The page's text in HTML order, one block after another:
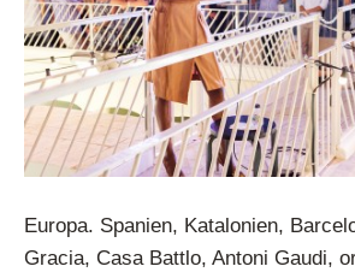
Europa. Spanien, Katalonien,
Gracia, Casa Battlo, Antoni Gaudi,